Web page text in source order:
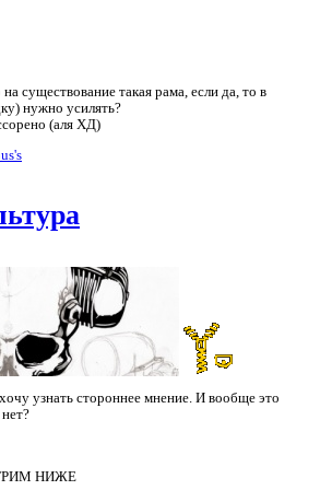
существование такая рама, если да, то в
нужно усилять?
(аля ХД)
узнать стороннее мнение. И вообще это
НИЖЕ